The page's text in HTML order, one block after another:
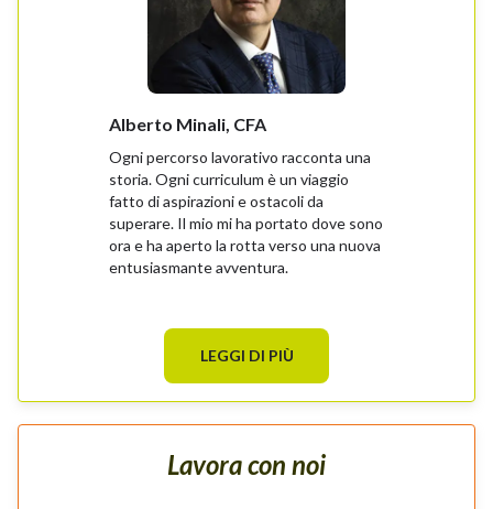
Alberto Minali, CFA
Ogni percorso lavorativo racconta una
storia. Ogni curriculum è un viaggio
fatto di aspirazioni e ostacoli da
superare. Il mio mi ha portato dove sono
ora e ha aperto la rotta verso una nuova
entusiasmante avventura.
LEGGI DI PIÙ
Lavora con noi